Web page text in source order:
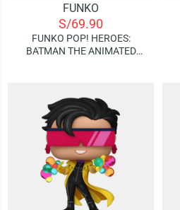
FUNKO
S/69.90
FUNKO POP! HEROES:
BATMAN THE ANIMATED